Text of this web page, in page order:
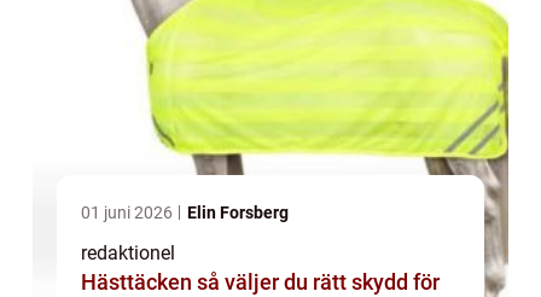
01 juni 2026 Elin Forsberg
redaktionel
Hästtäcken så väljer du rätt skydd för